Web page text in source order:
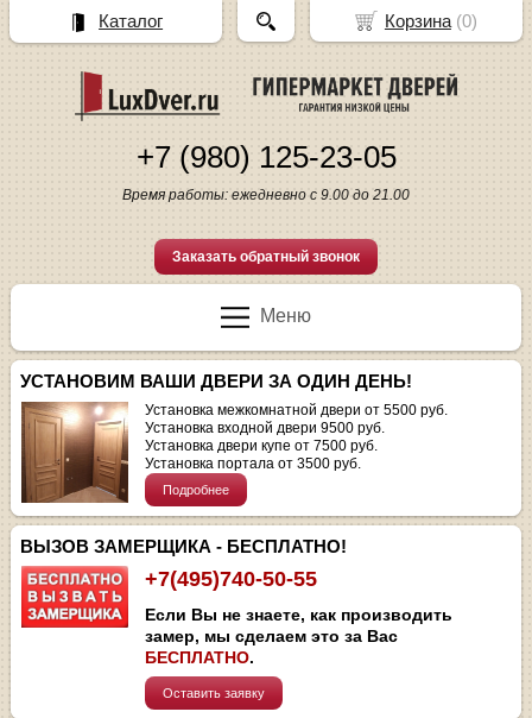
+7 (980) 125-23-05
Время работы: ежедневно с 9.00 до 21.00
Заказать обратный звонок
Меню
УСТАНОВИМ ВАШИ ДВЕРИ ЗА ОДИН ДЕНЬ!
Установка межкомнатной двери от 5500 руб.
Установка входной двери 9500 руб.
Установка двери купе от 7500 руб.
Установка портала от 3500 руб.
Подробнее
ВЫЗОВ ЗАМЕРЩИКА - БЕСПЛАТНО!
+7(495)740-50-55
Если Вы не знаете, как производить
замер, мы сделаем это за Вас
БЕСПЛАТНО.
Оставить заявку
Корзина(0)
Каталог